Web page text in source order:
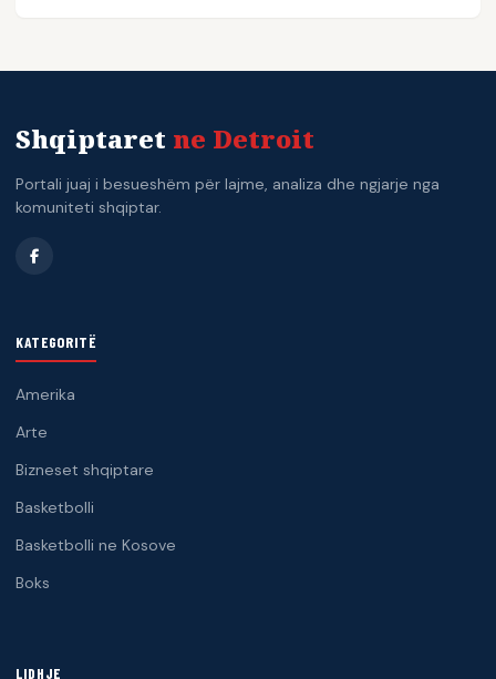
Shqiptaret ne Detroit
Portali juaj i besueshëm për lajme, analiza dhe ngjarje nga
komuniteti shqiptar.
KATEGORITË
Amerika
Arte
Bizneset shqiptare
Basketbolli
Basketbolli ne Kosove
Boks
LIDHJE